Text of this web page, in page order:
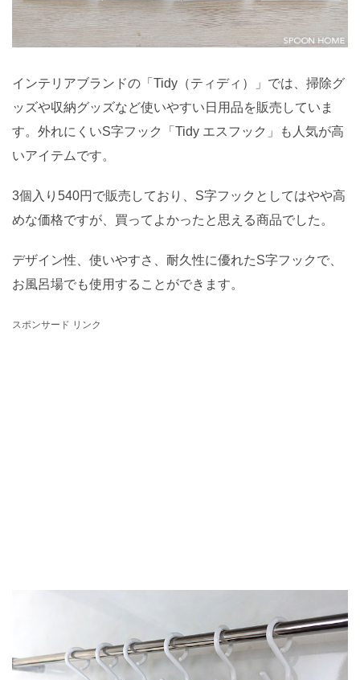
インテリアブランドの「Tidy（ティディ）」では、掃除グ
ッズや収納グッズなど使いやすい日用品を販売していま
す。外れにくいS字フック「Tidy エスフック」も人気が高
いアイテムです。
3個入り540円で販売しており、S字フックとしてはやや高
めな価格ですが、買ってよかったと思える商品でした。
デザイン性、使いやすさ、耐久性に優れたS字フックで、
お風呂場でも使用することができます。
スポンサード リンク